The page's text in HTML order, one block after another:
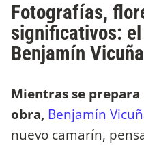
Fotografías,
significativos:
Benjamín Vicuña
Mientras se
obra, Benjamín
nuevo camarín,